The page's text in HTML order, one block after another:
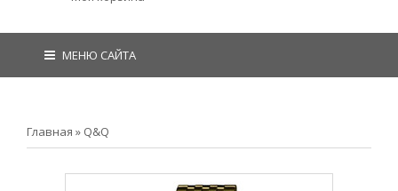
МЕНЮ САЙТА
Главная » Q&Q